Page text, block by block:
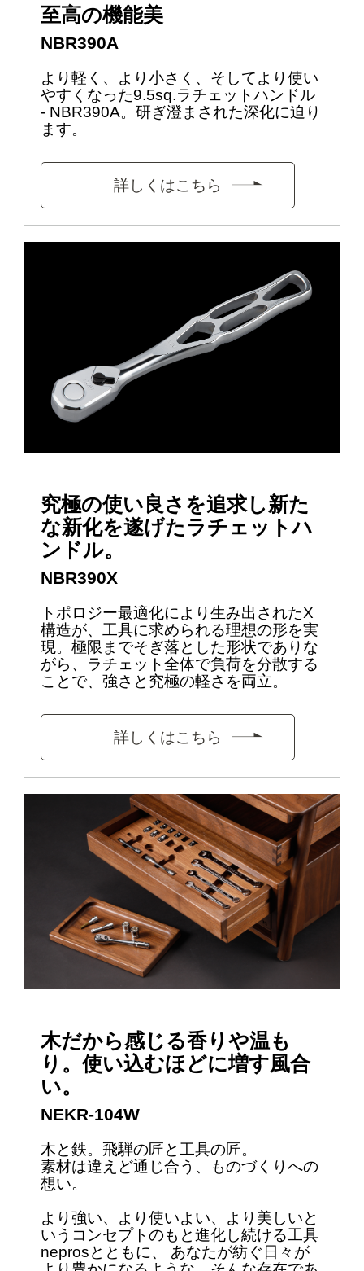
至高の機能美
NBR390A
より軽く、より小さく、そしてより使い
やすくなった9.5sq.ラチェットハンドル
- NBR390A。研ぎ澄まされた深化に迫り
ます。
詳しくはこちら
究極の使い良さを追求し新た
な新化を遂げたラチェットハ
ンドル。
NBR390X
トポロジー最適化により生み出されたX
構造が、工具に求められる理想の形を実
現。極限までそぎ落とした形状でありな
がら、ラチェット全体で負荷を分散する
ことで、強さと究極の軽さを両立。
詳しくはこちら
木だから感じる香りや温も
り。使い込むほどに増す風合
い。
NEKR-104W
木と鉄。飛騨の匠と工具の匠。
素材は違えど通じ合う、ものづくりへの
想い。
より強い、より使いよい、より美しいと
いうコンセプトのもと進化し続ける工具
neprosとともに、 あなたが紡ぐ日々が